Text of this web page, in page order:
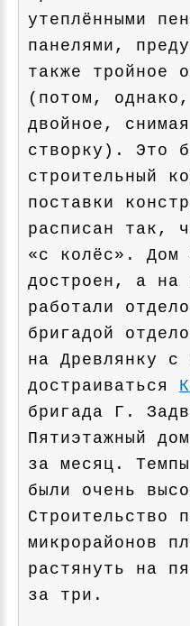
утеплёнными
панелями,
также тройное
(потом,
двойное,
створку). Это
строительный
поставки
расписан так,
«с колёс». Дом
достроен, а на
работали
бригадой
на Древлянку с
достраиваться
бригада Г.
Пятиэтажный
за месяц.
были очень
Строительство
микрорайонов
растянуть на
за три.